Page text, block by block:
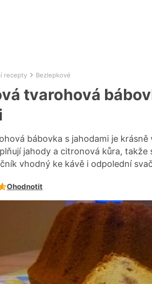
recepty Bezlepkové
tvarohová
bábovka s jahodami je
jahody a citronová kůra,
vhodný ke kávě i odpolední
Ohodnotit